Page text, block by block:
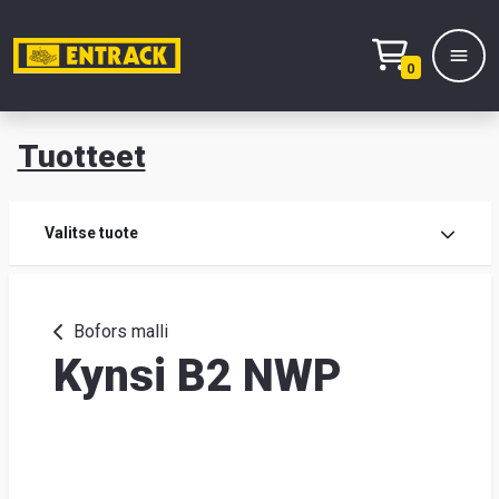
0
Tuotteet
Valitse tuote
Bofors malli
Kynsi B2 NWP